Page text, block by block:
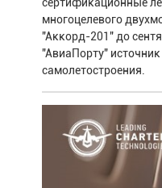
многоцелевого
"Аккорд-201" до
"АвиаПорту" источник
самолетостроения.